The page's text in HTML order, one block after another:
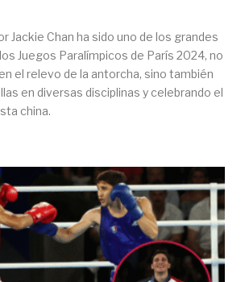
Jackie Chan ha sido uno de los grandes
Juegos Paralímpicos de París 2024, no
el relevo de la antorcha, sino también
en diversas disciplinas y celebrando el
china.